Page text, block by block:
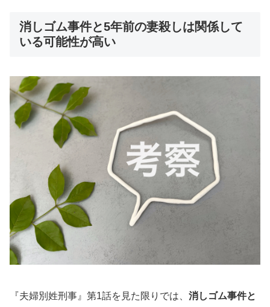
消しゴム事件と5年前の妻殺しは関係して
いる可能性が高い
『夫婦別姓刑事』第1話を見た限りでは、 消しゴム事件と